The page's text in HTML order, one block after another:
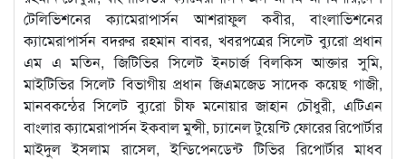
টেলিভিশনের ক্যামেরাপার্সন আশরাফুল কবীর, বাংলাভিশনের
ক্যামেরাপার্সন বদরুর রহমান বাবর, খবরপত্রের সিলেট ব্যুরো প্রধান
এম এ মতিন, জিটিভির সিলেট ইনচার্জ বিলকিস আক্তার সুমি,
মাইটিভির সিলেট বিভাগীয় প্রধান জিএমজেড সাদেক কয়েছ গাজী,
মানবকন্ঠের সিলেট ব্যুরো চীফ মনোয়ার জাহান চৌধুরী, এটিএন
বাংলার ক্যামেরাপার্সন ইকবাল মুন্সী, চ্যানেল টুয়েন্টি ফোরের রিপোর্টার
মাইদুল ইসলাম রাসেল, ইন্ডিপেনডেন্ট টিভির রিপোর্টার মাধব